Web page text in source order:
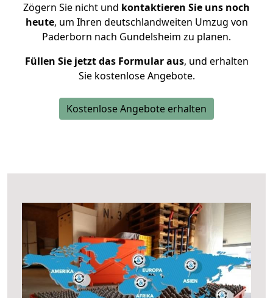
Zögern Sie nicht und kontaktieren Sie uns noch
heute, um Ihren deutschlandweiten Umzug von
Paderborn nach Gundelsheim zu planen.
Füllen Sie jetzt das Formular aus, und erhalten
Sie kostenlose Angebote.
Kostenlose Angebote erhalten